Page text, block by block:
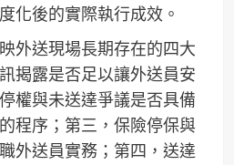
化後的實際執行成效。
外送現場長期存在的四大
揭露是否足以讓外送員安
權與未送達爭議是否具備
程序；第三，保險停保與
外送員實務；第四，送達